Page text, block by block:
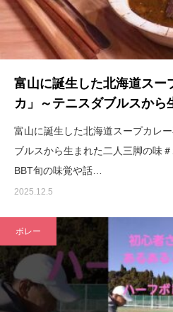
富山に誕生した北海道スー
カ」～テニスダブルスか
富山に誕生した北海道スープカレ
ブルスから生まれた二人三脚の味
BBT旬の味覚や話…
2025.12.5
ボレー